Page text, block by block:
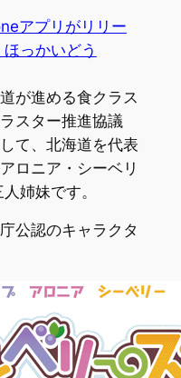
アプリがリリー
っかいどう
が進める食クラス
スター推進協議
て、北海道を代表
ロニア・シーベリ
姉妹です。
公認のキャラクタ